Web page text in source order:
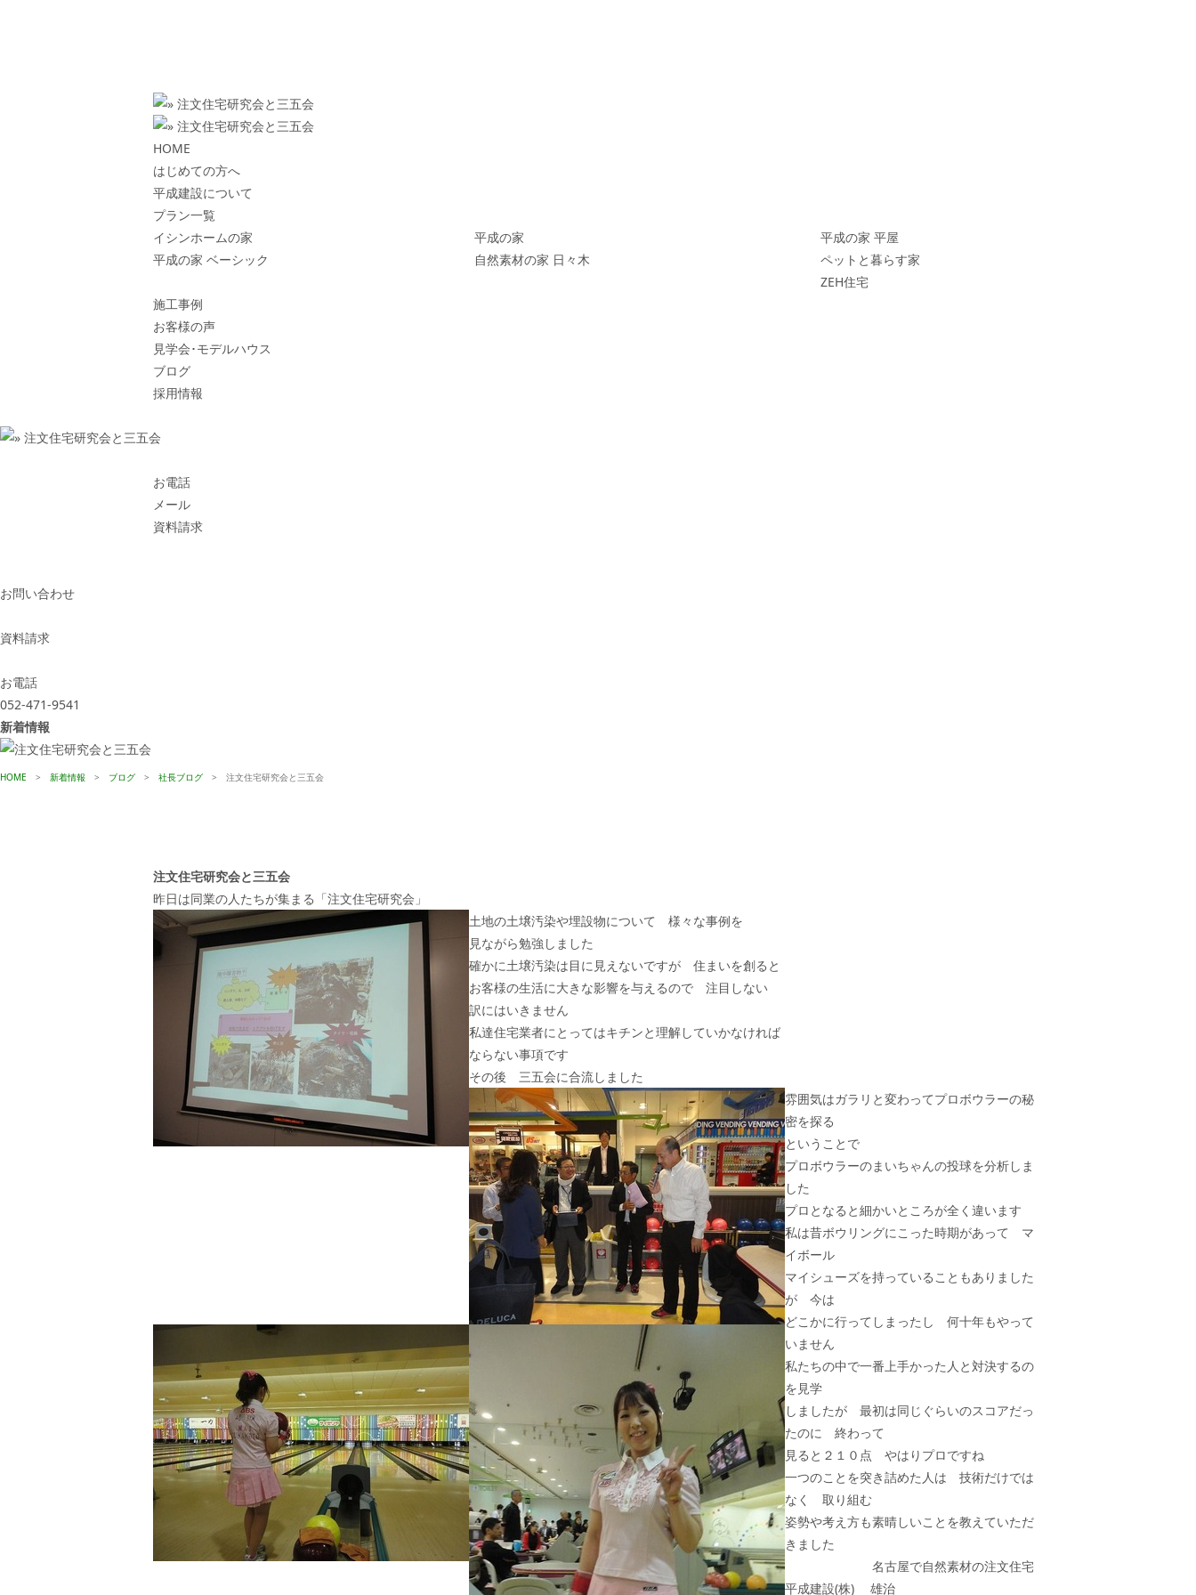
HOME
はじめての方へ
平成建設について
プラン一覧
イシンホームの家
平成の家
平成の家 ベーシック
自然素材の家 日々木
平成の家 平屋
ペットと暮らす家
ZEH住宅
施工事例
お客様の声
見学会･モデルハウス
ブログ
採用情報
お電話
メール
資料請求
お問い合わせ
資料請求
お電話
052-471-9541
新着情報
HOME > 新着情報 > ブログ > 社長ブログ > 注文住宅研究会と三五会
注文住宅研究会と三五会
昨日は同業の人たちが集まる「注文住宅研究会」
土地の土壌汚染や埋設物について 様々な事例を
見ながら勉強しました
確かに土壌汚染は目に見えないですが 住まいを創ると
お客様の生活に大きな影響を与えるので 注目しない
訳にはいきません
私達住宅業者にとってはキチンと理解していかなければ
ならない事項です
その後 三五会に合流しました
雰囲気はガラリと変わってプロボウラーの秘
密を探る
ということで
プロボウラーのまいちゃんの投球を分析しま
した
プロとなると細かいところが全く違います
私は昔ボウリングにこった時期があって マ
イボール
マイシューズを持っていることもありました
が 今は
どこかに行ってしまったし 何十年もやって
いません
私たちの中で一番上手かった人と対決するの
を見学
しましたが 最初は同じぐらいのスコアだっ
たのに 終わって
見ると２１０点 やはりプロですね
一つのことを突き詰めた人は 技術だけでは
なく 取り組む
姿勢や考え方も素晴しいことを教えていただ
きました
名古屋で自然素材の注文住宅
平成建設(株)
雄治